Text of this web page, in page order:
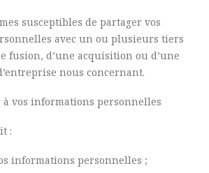
susceptibles de partager vos
avec un ou plusieurs tiers
fusion, d’une acquisition ou d’une
nous concernant.
à vos informations personnelles
:
informations personnelles ;